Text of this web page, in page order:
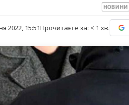
НОВИНИ
2022, 15:51Прочитаєте за: < 1 хв.